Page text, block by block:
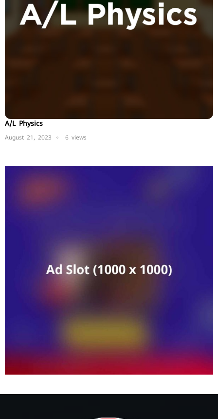
A/L Physics
August 21, 2023 6 views